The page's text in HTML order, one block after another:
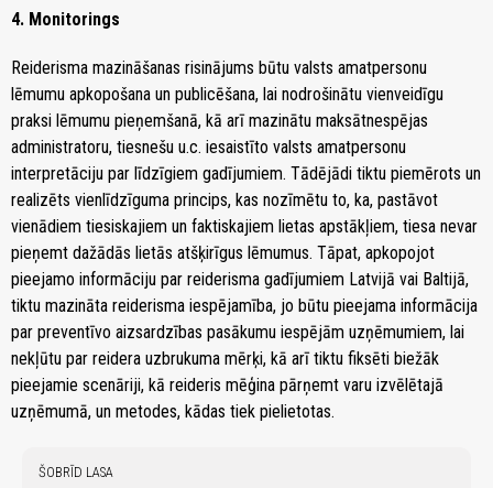
4. Monitorings
Reiderisma mazināšanas risinājums būtu valsts amatpersonu
lēmumu apkopošana un publicēšana, lai nodrošinātu vienveidīgu
praksi lēmumu pieņemšanā, kā arī mazinātu maksātnespējas
administratoru, tiesnešu u.c. iesaistīto valsts amatpersonu
interpretāciju par līdzīgiem gadījumiem. Tādējādi tiktu piemērots un
realizēts vienlīdzīguma princips, kas nozīmētu to, ka, pastāvot
vienādiem tiesiskajiem un faktiskajiem lietas apstākļiem, tiesa nevar
pieņemt dažādās lietās atšķirīgus lēmumus. Tāpat, apkopojot
pieejamo informāciju par reiderisma gadījumiem Latvijā vai Baltijā,
tiktu mazināta reiderisma iespējamība, jo būtu pieejama informācija
par preventīvo aizsardzības pasākumu iespējām uzņēmumiem, lai
nekļūtu par reidera uzbrukuma mērķi, kā arī tiktu fiksēti biežāk
pieejamie scenāriji, kā reideris mēģina pārņemt varu izvēlētajā
uzņēmumā, un metodes, kādas tiek pielietotas.
ŠOBRĪD LASA